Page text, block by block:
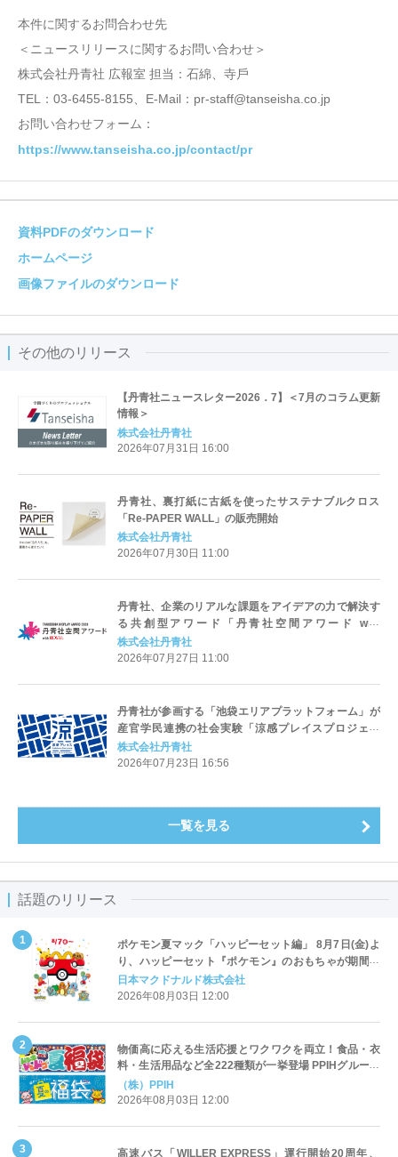
本件に関するお問合わせ先
＜ニュースリリースに関するお問い合わせ＞
株式会社丹⻘社 広報室 担当：石綿、寺⼾
TEL：03-6455-8155、E-Mail：pr-staff@tanseisha.co.jp
お問い合わせフォーム：
https://www.tanseisha.co.jp/contact/pr
資料PDFのダウンロード
ホームページ
画像ファイルのダウンロード
その他のリリース
【丹青社ニュースレター2026．7】＜7月のコラム更新
情報＞
株式会社丹青社
2026年07月31日 16:00
丹青社、裏打紙に古紙を使ったサステナブルクロス
「Re-PAPER WALL」の販売開始
株式会社丹青社
2026年07月30日 11:00
丹青社、企業のリアルな課題をアイデアの力で解決す
る共創型アワード「丹青社空間アワード with
ROYAL」を開催
株式会社丹青社
2026年07月27日 11:00
丹青社が参画する「池袋エリアプラットフォーム」が
産官学民連携の社会実験「涼感プレイスプロジェク
ト」を実施
株式会社丹青社
2026年07月23日 16:56
一覧を見る
話題のリリース
ポケモン夏マック「ハッピーセット編」 8月7日(金)よ
り、ハッピーセット『ポケモン』のおもちゃが期間限
定登場
日本マクドナルド株式会社
2026年08月03日 12:00
物価高に応える生活応援とワクワクを両立！食品・衣
料・生活用品など全222種類が一挙登場 PPIHグループ
「夏福袋」＆セール 8月6日(木)より順次スタート
（株）PPIH
2026年08月03日 12:00
高速バス「WILLER EXPRESS」運行開始20周年、